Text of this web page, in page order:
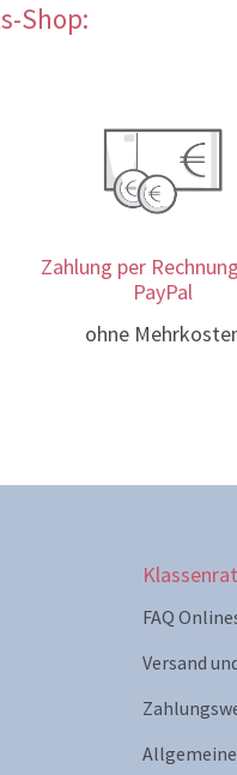
Shop:
Zahlung per
PayPal
ohne
FAQ
Versand